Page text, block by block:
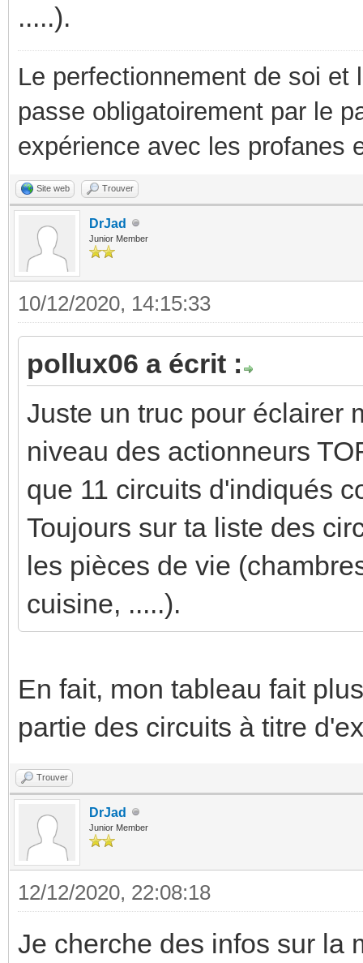
.....).
Le perfectionnement de soi
passe obligatoirement par le
expérience avec les profanes
Site web Trouver
DrJad
Junior Member
10/12/2020, 14:15:33
pollux06 a écrit :
Juste un truc pour éclairer
niveau des actionneurs
que 11 circuits d'indiqués
Toujours sur ta liste des
les pièces de vie
cuisine, .....).
En fait, mon tableau fait
partie des circuits à titre
Trouver
DrJad
Junior Member
12/12/2020, 22:08:18
Je cherche des infos sur la